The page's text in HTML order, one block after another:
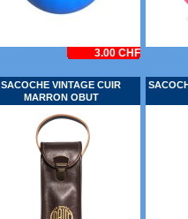
3.00 CHF
SACOCHE VINTAGE CUIR
MARRON OBUT